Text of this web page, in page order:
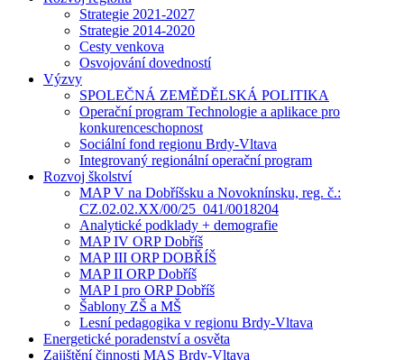
Strategie 2021-2027
Strategie 2014-2020
Cesty venkova
Osvojování dovedností
Výzvy
SPOLEČNÁ ZEMĚDĚLSKÁ POLITIKA
Operační program Technologie a aplikace pro
konkurenceschopnost
Sociální fond regionu Brdy-Vltava
Integrovaný regionální operační program
Rozvoj školství
MAP V na Dobříšsku a Novoknínsku, reg. č.:
CZ.02.02.XX/00/25_041/0018204
Analytické podklady + demografie
MAP IV ORP Dobříš
MAP III ORP DOBŘÍŠ
MAP II ORP Dobříš
MAP I pro ORP Dobříš
Šablony ZŠ a MŠ
Lesní pedagogika v regionu Brdy-Vltava
Energetické poradenství a osvěta
Zajištění činnosti MAS Brdy-Vltava